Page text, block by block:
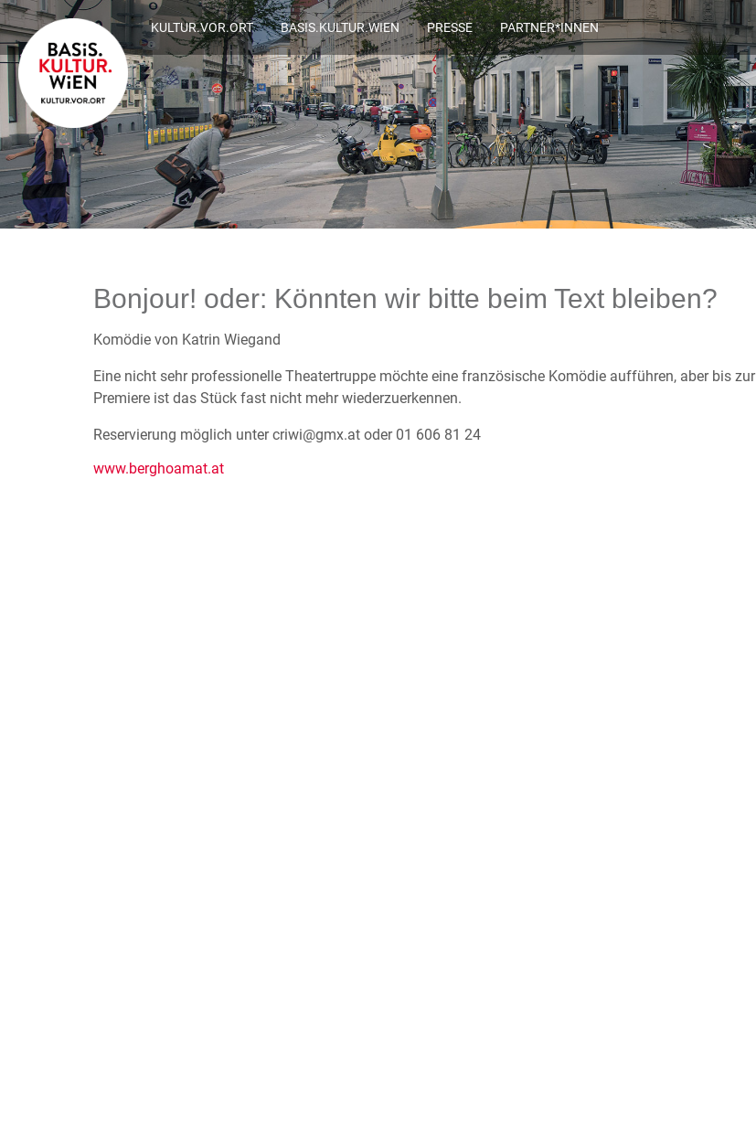
KULTUR.VOR.ORT BASIS.KULTUR.WIEN PRESSE PARTNER*INNEN
Bonjour! oder: Könnten wir bitte beim Text bleiben?
Komödie von Katrin Wiegand
Eine nicht sehr professionelle Theatertruppe möchte eine französische Komödie aufführen, aber bis zur
Premiere ist das Stück fast nicht mehr wiederzuerkennen.
Reservierung möglich unter criwi@gmx.at oder 01 606 81 24
www.berghoamat.at